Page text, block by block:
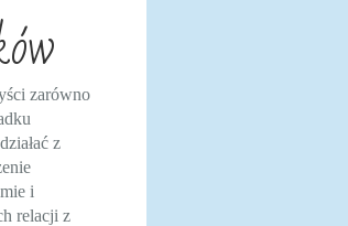
zarówno
z
i
relacji z